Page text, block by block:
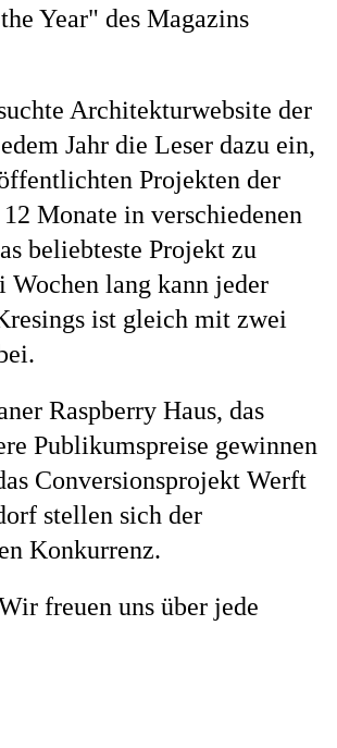
Year" des Magazins
Architekturwebsite der
Jahr die Leser dazu ein,
Projekten der
Monate in verschiedenen
beliebteste Projekt zu
Wochen lang kann jeder
ist gleich mit zwei
Raspberry Haus, das
Publikumspreise gewinnen
Conversionsprojekt Werft
stellen sich der
Konkurrenz.
freuen uns über jede